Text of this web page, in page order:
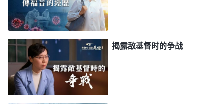
真理，可为什么就实行不出来呢？这到底是受什么东
西支配的？
后来，我看到神的话说：“人没有经历神作工、
没有明白真理以前是撒但的本性在人里面当家做主支
配人。这个本性里具体是什么东西呢？比如，你为什
么要自私？你为什么要维护自己的地位？你为什么情
揭露敌基督时的争战